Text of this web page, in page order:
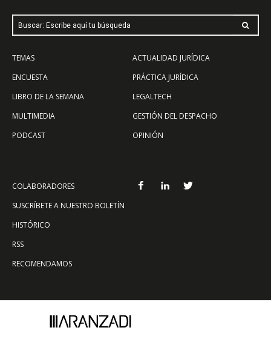
Buscar: Escribe aquí tu búsqueda
TEMAS
ENCUESTA
LIBRO DE LA SEMANA
MULTIMEDIA
PODCAST
ACTUALIDAD JURÍDICA
PRÁCTICA JURÍDICA
LEGALTECH
GESTIÓN DEL DESPACHO
OPINIÓN
COLABORADORES
SUSCRÍBETE A NUESTRO BOLETÍN
HISTÓRICO
RSS
RECOMENDAMOS